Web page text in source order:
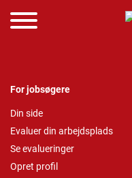
For jobsøgere
Din side
Evaluer din arbejdsplads
Se evalueringer
Opret profil